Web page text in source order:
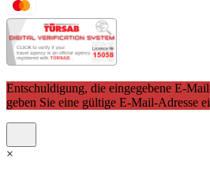
Entschuldigung, die eingegebene E-
geben Sie eine gültige E-Mail-Adresse
×